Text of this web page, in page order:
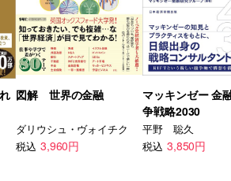
図解 世界の金融
ダリウシュ・ヴォイチク
税込 3,960円
マッキンゼー 金
争戦略2030
平野 聡久
税込 3,850円